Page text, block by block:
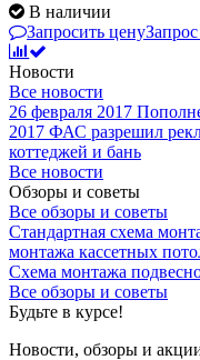
В наличии
Запросить цену
Новости
Все новости
26 февраля 2017
2017 ФАС разрешил
коттеджей и бань
Все новости
Обзоры и советы
Все обзоры и советы
Стандартная схема
монтажа кассетных
Схема монтажа
Все обзоры и советы
Будьте в курсе!
Новости, обзоры и